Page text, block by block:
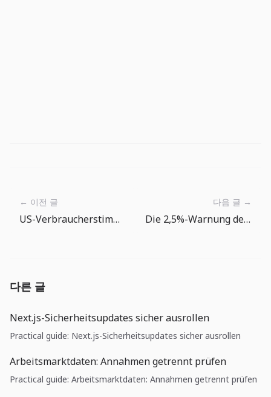
← 이전 글
US-Verbraucherstimmung erholt sich, aber die Inflationserwartung bleibt das eigentliche Risiko
다음 글 →
Die 2,5%-Warnung der Weltbank: Erst Cashflow, dann Wachstumsplan
다른 글
Next.js-Sicherheitsupdates sicher ausrollen
Practical guide: Next.js-Sicherheitsupdates sicher ausrollen
Arbeitsmarktdaten: Annahmen getrennt prüfen
Practical guide: Arbeitsmarktdaten: Annahmen getrennt prüfen